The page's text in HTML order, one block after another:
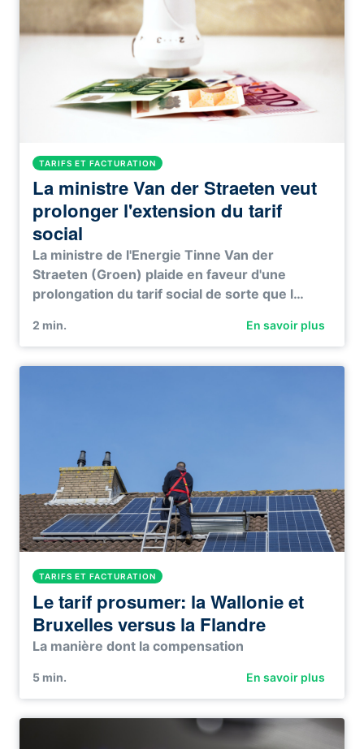
TARIFS ET FACTURATION
La ministre Van der Straeten veut
prolonger l'extension du tarif
social
La ministre de l'Energie Tinne Van der
Straeten (Groen) plaide en faveur d'une
prolongation du tarif social de sorte que l…
2 min. En savoir plus
TARIFS ET FACTURATION
Le tarif prosumer: la Wallonie et
Bruxelles versus la Flandre
La manière dont la compensation
5 min. En savoir plus